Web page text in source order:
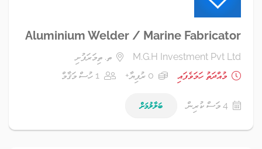
Aluminium Welder / Marine Fabricator
M.G.H Investment Pvt Ltd
ތ. ތިމަރަފުށި
މުއްދަތު ހަމަވެފައި
0 ރުފިޔާ+ 1 ހުސް މަޤާމް
4 މަސް ކުރިން ބަލާލުމަށް